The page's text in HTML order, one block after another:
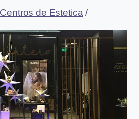
Centros de Estetica /